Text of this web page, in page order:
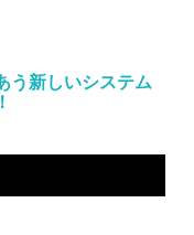
う新しいシステム